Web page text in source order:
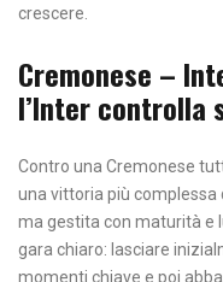
crescere.
Cremonese –
l’Inter controlla
Contro una Cremonese
una vittoria più complessa
ma gestita con maturità e
gara chiaro: lasciare
momenti chiave e poi